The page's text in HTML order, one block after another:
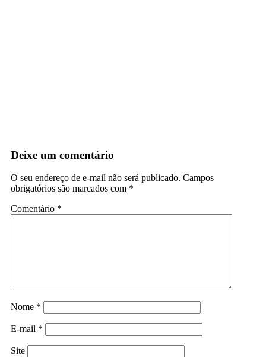
Deixe um comentário
O seu endereço de e-mail não será publicado. Campos
obrigatórios são marcados com *
Comentário *
Nome *
E-mail *
Site